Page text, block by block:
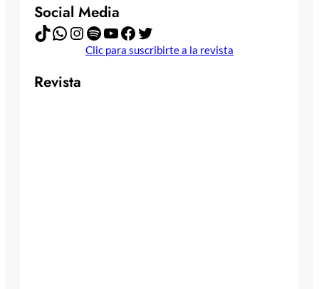
Social Media
TikTok WhatsApp Instagram Spotify YouTube Facebook Twitter
Clic para suscribirte a la revista
Revista